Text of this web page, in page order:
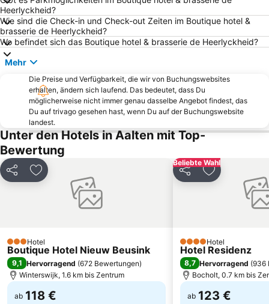
Darfeld
Haldern Pop
Bahnhof Dinslaken
Museum Wasserburg Anholt
Enschedesemarkt
Röttgersbach
Bahnhof Gronau Westf.
Marxloh
Kloster Kamp
Inselgasthof Nass
Königshardt
Freizeitpark Wisseler See
Freibad Hiesfeld
Scholven
Bahnhof Haltern
Station Enschede
Wasserburg Gemen
Bahnhof Kevelaer
Wildpferdebahn Merfelder Bruch
Bahnhof Emmerich
Heerlyckheid?
Wie sind die Check-in und Check-out Zeiten im Boutique hotel &
brasserie de Heerlyckheid?
Wo befindet sich das Boutique hotel & brasserie de Heerlyckheid?
Mehr
Die Preise und Verfügbarkeit, die wir von Buchungswebsites
erhalten, ändern sich laufend. Das bedeutet, dass Du
möglicherweise nicht immer genau dasselbe Angebot findest, das
Du auf trivago gesehen hast, wenn Du auf der Buchungswebsite
landest.
Unter den Hotels in Aalten mit Top-
Bewertung
Teilen Zu Favoriten hinzufügen
3 Sterne
Hotel
Boutique Hotel Nieuw Beusink
9,1 Hervorragend (672 Bewertungen)
Winterswijk, 1.6 km bis Zentrum
ab 118 €
Beliebte Wahl
Teilen Zu Favoriten
4 SterneHotel
Hotel Residenz
8,7 Hervorragend (936
Bocholt, 0.7 km bis
ab 123 €